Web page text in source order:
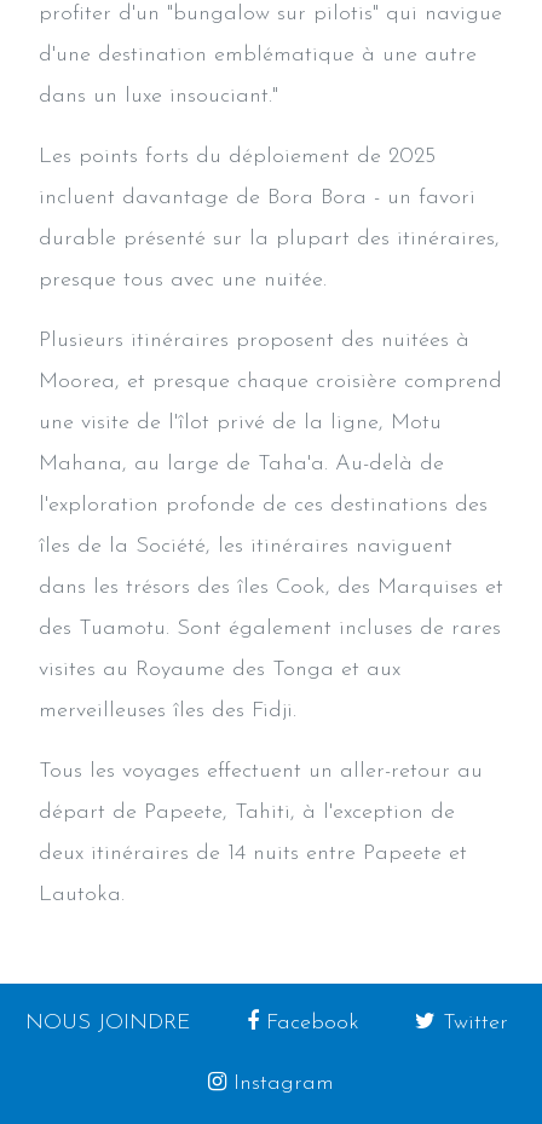
profiter d'un "bungalow sur pilotis" qui navigue
d'une destination emblématique à une autre
dans un luxe insouciant."
Les points forts du déploiement de 2025
incluent davantage de Bora Bora - un favori
durable présenté sur la plupart des itinéraires,
presque tous avec une nuitée.
Plusieurs itinéraires proposent des nuitées à
Moorea, et presque chaque croisière comprend
une visite de l'îlot privé de la ligne, Motu
Mahana, au large de Taha'a. Au-delà de
l'exploration profonde de ces destinations des
îles de la Société, les itinéraires naviguent
dans les trésors des îles Cook, des Marquises et
des Tuamotu. Sont également incluses de rares
visites au Royaume des Tonga et aux
merveilleuses îles des Fidji.
Tous les voyages effectuent un aller-retour au
départ de Papeete, Tahiti, à l'exception de
deux itinéraires de 14 nuits entre Papeete et
Lautoka.
NOUS JOINDRE Facebook Twitter
Instagram